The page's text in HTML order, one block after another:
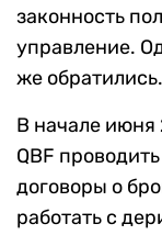
законность
управление.
же обратились.
В начале июня
QBF
договоры о
работать с